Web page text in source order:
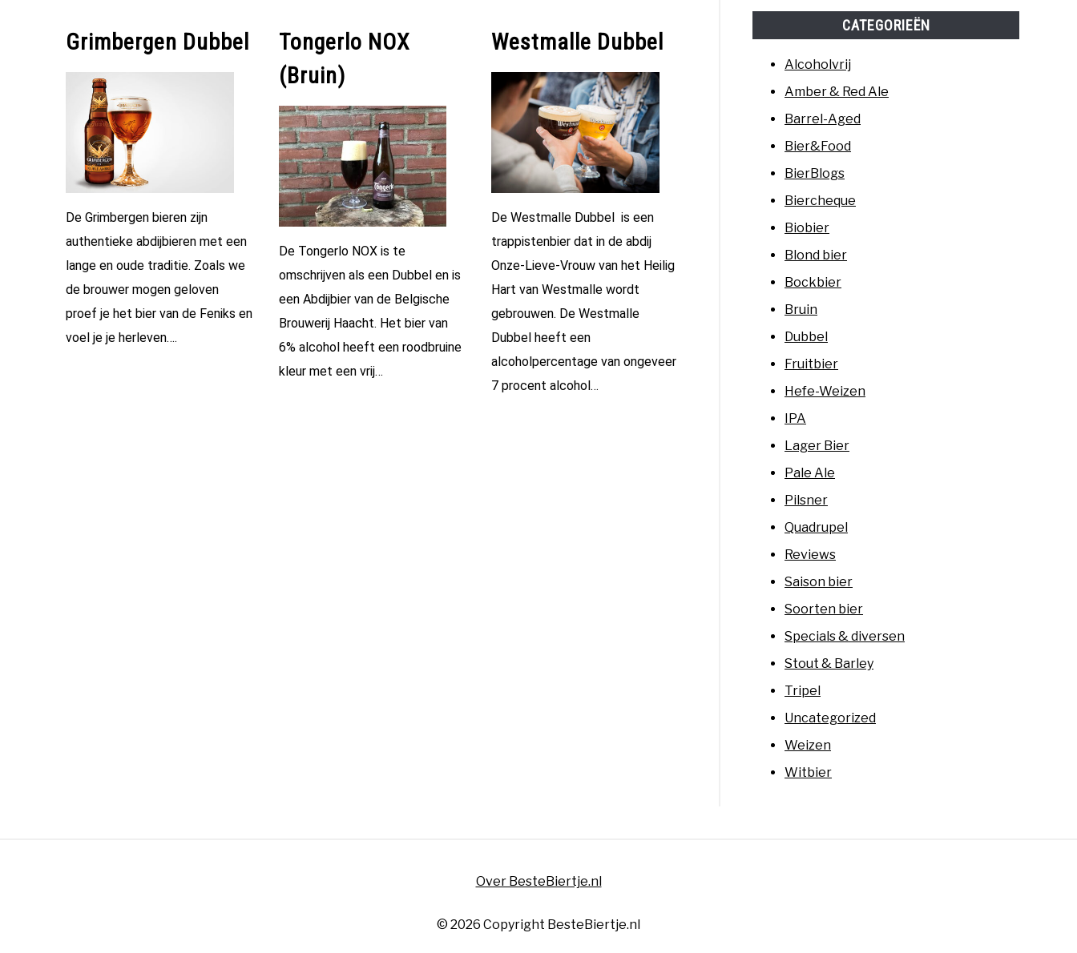
Grimbergen Dubbel
De Grimbergen bieren zijn
authentieke abdijbieren met een
lange en oude traditie. Zoals we
de brouwer mogen geloven
proef je het bier van de Feniks en
voel je je herleven….
Tongerlo NOX
(Bruin)
De Tongerlo NOX is te
omschrijven als een Dubbel en is
een Abdijbier van de Belgische
Brouwerij Haacht. Het bier van
6% alcohol heeft een roodbruine
kleur met een vrij…
Westmalle Dubbel
De Westmalle Dubbel is een
trappistenbier dat in de abdij
Onze-Lieve-Vrouw van het Heilig
Hart van Westmalle wordt
gebrouwen. De Westmalle
Dubbel heeft een
alcoholpercentage van ongeveer
7 procent alcohol…
CATEGORIEËN
Alcoholvrij
Amber & Red Ale
Barrel-Aged
Bier&Food
BierBlogs
Biercheque
Biobier
Blond bier
Bockbier
Bruin
Dubbel
Fruitbier
Hefe-Weizen
IPA
Lager Bier
Pale Ale
Pilsner
Quadrupel
Reviews
Saison bier
Soorten bier
Specials & diversen
Stout & Barley
Tripel
Uncategorized
Weizen
Witbier
Over BesteBiertje.nl
© 2026 Copyright BesteBiertje.nl